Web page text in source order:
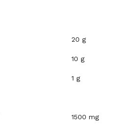
20 g
10 g
1 g
1500 mg